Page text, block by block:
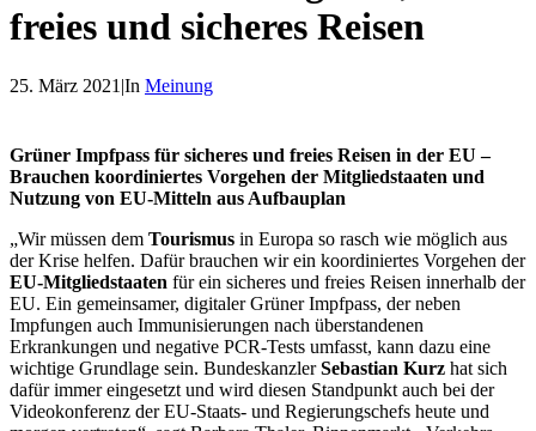
freies und sicheres Reisen
25. März 2021 |In Meinung
Grüner Impfpass für sicheres und freies Reisen in der EU –
Brauchen koordiniertes Vorgehen der Mitgliedstaaten und
Nutzung von EU-Mitteln aus Aufbauplan
„Wir müssen dem Tourismus in Europa so rasch wie möglich aus
der Krise helfen. Dafür brauchen wir ein koordiniertes Vorgehen der
EU-Mitgliedstaaten für ein sicheres und freies Reisen innerhalb der
EU. Ein gemeinsamer, digitaler Grüner Impfpass, der neben
Impfungen auch Immunisierungen nach überstandenen
Erkrankungen und negative PCR-Tests umfasst, kann dazu eine
wichtige Grundlage sein. BundeskanzlerSebastian Kurz hat sich
dafür immer eingesetzt und wird diesen Standpunkt auch bei der
Videokonferenz der EU-Staats- und Regierungschefs heute und